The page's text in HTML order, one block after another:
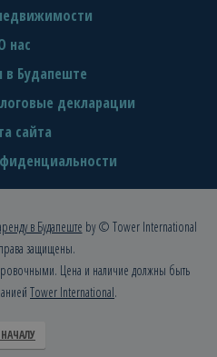
нас
в Будапеште
декларации
сайта
в Будапеште by © Tower International
защищены.
Цена и наличие должны быть
Tower International.